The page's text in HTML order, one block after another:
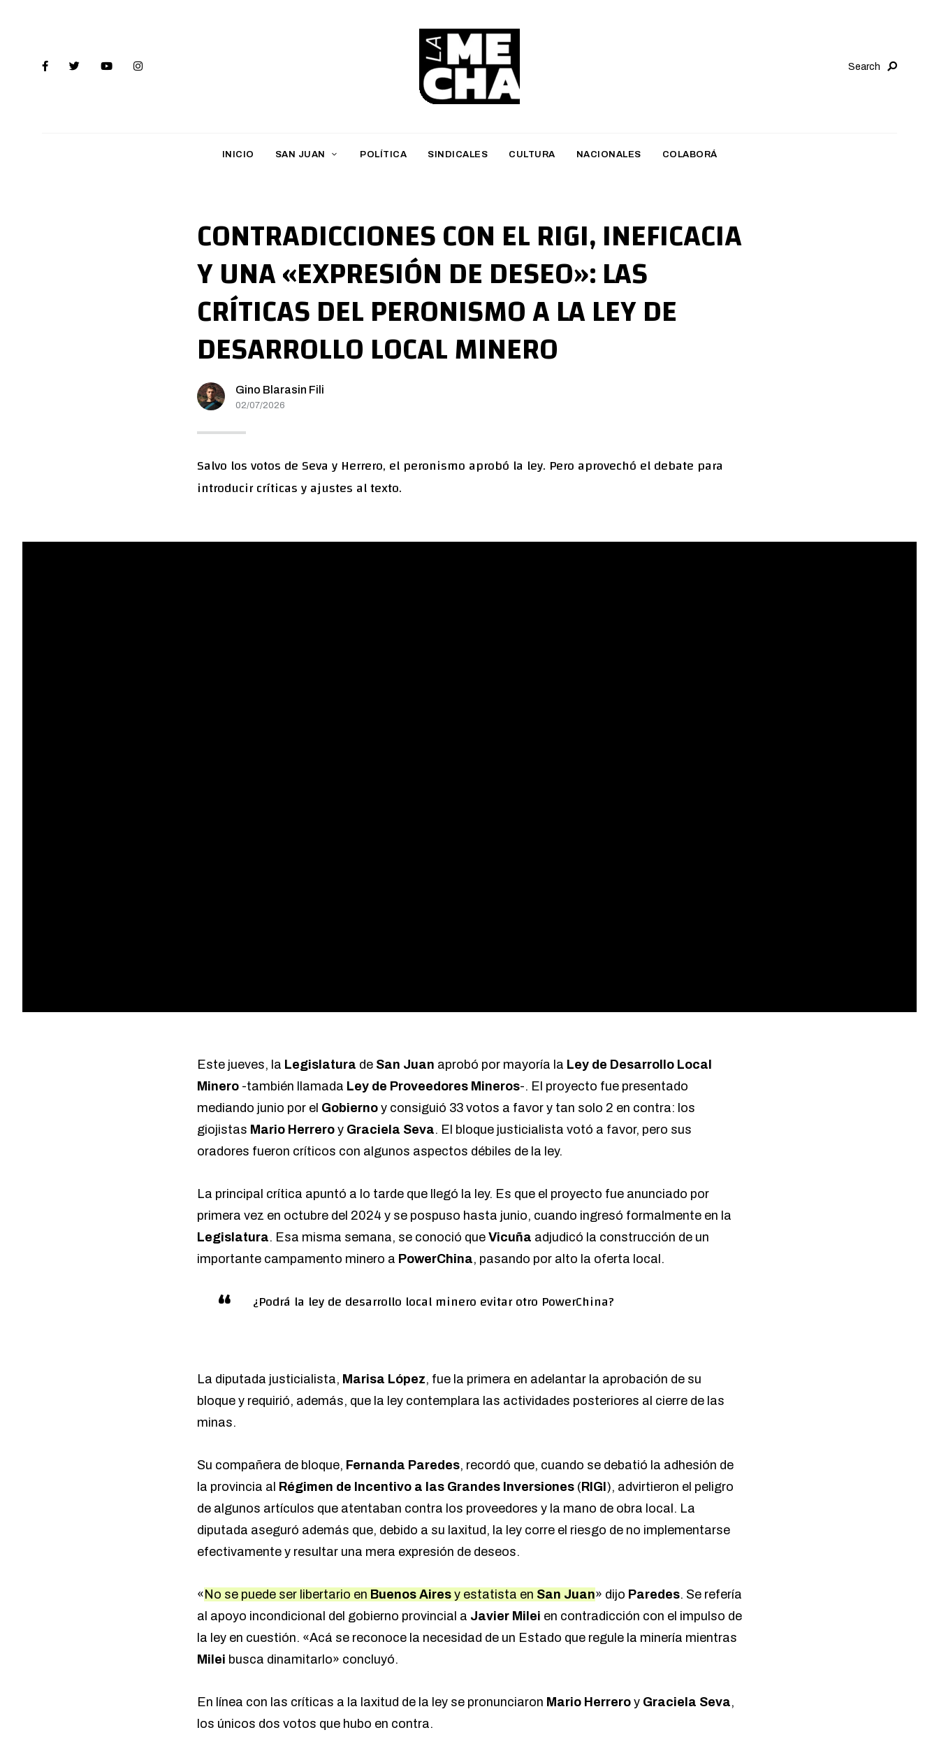
a
M
h
a
PERIODISMO DIGITAL
Search
INICIO SAN JUAN POLÍTICA SINDICALES CULTURA NACIONALES COLABORÁ
CONTRADICCIONES CON EL RIGI, INEFICACIA
Y UNA «EXPRESIÓN DE DESEO»: LAS
CRÍTICAS DEL PERONISMO A LA LEY DE
DESARROLLO LOCAL MINERO
Gino Blarasin Fili
02/07/2026
Salvo los votos de Seva y Herrero, el peronismo aprobó la ley. Pero aprovechó el debate para
introducir críticas y ajustes al texto.
Este jueves, la Legislatura de San Juan aprobó por mayoría la Ley de Desarrollo Local
Minero -también llamada Ley de Proveedores Mineros-. El proyecto fue presentado
mediando junio por el Gobierno y consiguió 33 votos a favor y tan solo 2 en contra: los
giojistas Mario Herrero y Graciela Seva. El bloque justicialista votó a favor, pero sus
oradores fueron críticos con algunos aspectos débiles de la ley.
La principal crítica apuntó a lo tarde que llegó la ley. Es que el proyecto fue anunciado por
primera vez en octubre del 2024 y se pospuso hasta junio, cuando ingresó formalmente en la
Legislatura. Esa misma semana, se conoció que Vicuña adjudicó la construcción de un
importante campamento minero a PowerChina, pasando por alto la oferta local.
¿Podrá la ley de desarrollo local minero evitar otro PowerChina?
La diputada justicialista, Marisa López, fue la primera en adelantar la aprobación de su
bloque y requirió, además, que la ley contemplara las actividades posteriores al cierre de las
minas.
Su compañera de bloque, Fernanda Paredes, recordó que, cuando se debatió la adhesión de
la provincia al Régimen de Incentivo a las Grandes Inversiones ( RIGI ), advirtieron el peligro
de algunos artículos que atentaban contra los proveedores y la mano de obra local. La
diputada aseguró además que, debido a su laxitud, la ley corre el riesgo de no implementarse
efectivamente y resultar una mera expresión de deseos.
« No se puede ser libertario en Buenos Aires y estatista en San Juan» dijo Paredes. Se refería
al apoyo incondicional del gobierno provincial a Javier Milei en contradicción con el impulso de
la ley en cuestión. «Acá se reconoce la necesidad de un Estado que regule la minería mientras
Milei busca dinamitarlo» concluyó.
En línea con las críticas a la laxitud de la ley se pronunciaron Mario Herrero y Graciela Seva,
los únicos dos votos que hubo en contra.